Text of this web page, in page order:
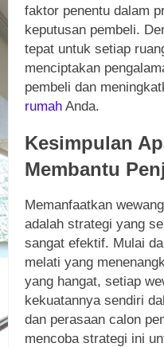
faktor penentu dalam
keputusan pembeli.
tepat untuk setiap
menciptakan
pembeli dan
rumah Anda.
Kesimpulan
Membantu
Memanfaatkan
adalah strategi yang
sangat efektif. Mulai
melati yang
yang hangat, setiap
kekuatannya sendiri
dan perasaan calon
mencoba strategi ini